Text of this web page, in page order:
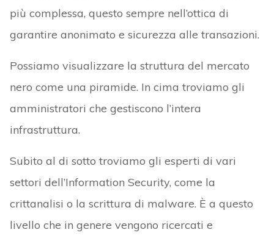
più complessa, questo sempre nell’ottica di
garantire anonimato e sicurezza alle transazioni.
Possiamo visualizzare la struttura del mercato
nero come una piramide. In cima troviamo gli
amministratori che gestiscono l’intera
infrastruttura.
Subito al di sotto troviamo gli esperti di vari
settori dell’Information Security, come la
crittanalisi o la scrittura di malware. È a questo
livello che in genere vengono ricercati e